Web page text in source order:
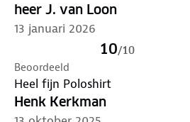
heer J. van Loon
13 januari 2026
10/10
Beoordeeld
Heel fijn Poloshirt
Henk Kerkman